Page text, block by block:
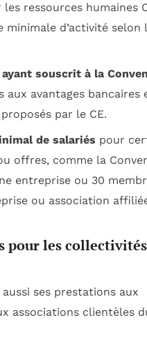
ressources humaines
minimale d’activité selon
souscrit à la
aux avantages bancaires
par le CE.
de salariés pour
offres, comme la
entreprise ou 30
ou association
pour les
ses prestations aux
associations clientèles